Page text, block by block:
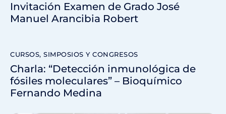
Invitación Examen de Grado José
Manuel Arancibia Robert
CURSOS, SIMPOSIOS Y CONGRESOS
Charla: “Detección inmunológica de
fósiles moleculares” – Bioquímico
Fernando Medina